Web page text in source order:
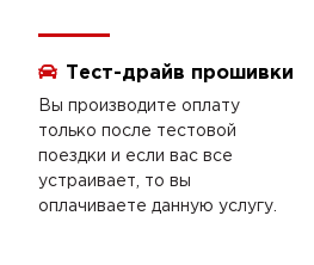
Тест-драйв прошивки
Вы производите оплату
только после тестовой
поездки и если вас все
устраивает, то вы
оплачиваете данную услугу.